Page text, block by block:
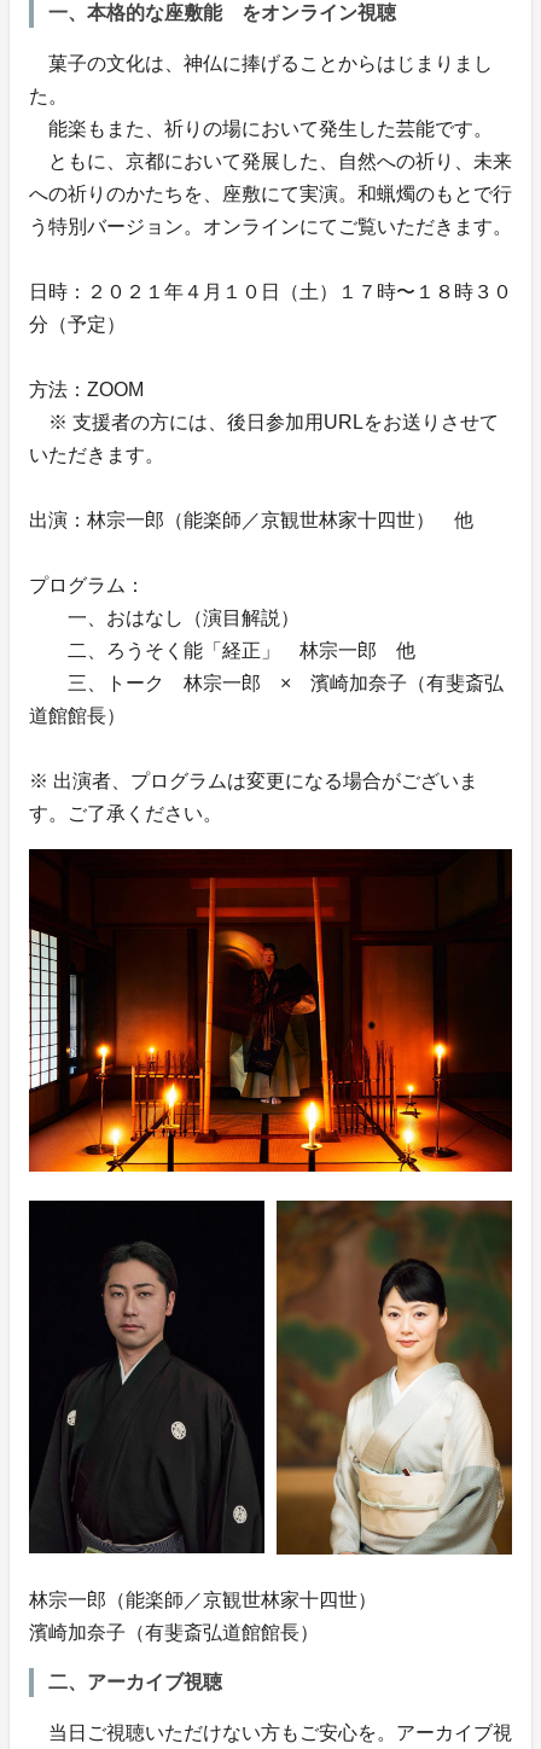
一、本格的な座敷能 をオンライン視聴
菓子の文化は、神仏に捧げることからはじまりまし
た。
能楽もまた、祈りの場において発生した芸能です。
ともに、京都において発展した、自然への祈り、未来
への祈りのかたちを、座敷にて実演。和蝋燭のもとで行
う特別バージョン。オンラインにてご覧いただきます。
日時：２０２１年４月１０日（土）１７時〜１８時３０
分（予定）
方法：ZOOM
※ 支援者の方には、後日参加用URLをお送りさせて
いただきます。
出演：林宗一郎（能楽師／京観世林家十四世） 他
プログラム：
一、おはなし（演目解説）
二、ろうそく能「経正」 林宗一郎 他
三、トーク 林宗一郎 × 濱崎加奈子（有斐斎弘
道館館長）
※ 出演者、プログラムは変更になる場合がございま
す。ご了承ください。
林宗一郎（能楽師／京観世林家十四世）
濱崎加奈子（有斐斎弘道館館長）
二、アーカイブ視聴
当日ご視聴いただけない方もご安心を。アーカイブ視